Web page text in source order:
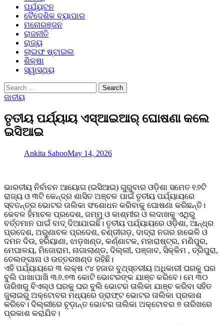
ପର୍ଯ୍ୟଟନ
ବୈଦେଶିକ ବ୍ୟାପାର
ମନୋରଞ୍ଜନ
ରାଜନୀତି
ରାଜ୍ୟ
ଲାଇଫ ଷ୍ଟାଇଲ
ଶିକ୍ଷା
ସ୍ୱାସ୍ଥ୍ୟ
Search
for:
ଜାତୀୟ
ତୃତୀୟ ପର୍ଯ୍ୟାୟ ଏସ୍‌ଆଇଆର୍‌ ଘୋଷଣା କଲେ
ଇସିଆଇ
Ankita SahooMay 14, 2026
ଭାରତୀୟ ନିର୍ବାଚନ ଆୟୋଗ (ଇସିଆଇ) ଗୁରୁବାର ଓଡ଼ିଶା ସମେତ ୧୬ଟି
ରାଜ୍ୟ ଓ ୩ଟି କେନ୍ଦ୍ର ଶାସିତ ଅଞ୍ଚଳ ପାଇଁ ତୃତୀୟ ପର୍ଯ୍ୟାୟରେ
ସ୍ବତନ୍ତ୍ର ଭୋଟର ତାଲିକା ସଂଶୋଧନ କରିବାକୁ ଘୋଷଣା କରିଛନ୍ତି।
କେବଳ ହିମାଚଳ ପ୍ରଦେଶ, ଜମ୍ମୁ ଓ କାଶ୍ମୀର ଓ ଲଦାଖକୁ ଏଥିରୁ
ବର୍ତ୍ତମାନ ପାଇଁ ବାଦ୍‌ ଦିଆଯାଇଛି। ତୃତୀୟ ପର୍ଯ୍ୟାୟରେ ଓଡ଼ିଶା, ଆନ୍ଧ୍ର
ପ୍ରଦେଶ, ଅରୁଣାଚଳ ପ୍ରଦେଶ, ଚଣ୍ଡୀଗଡ଼, ଦାଦ୍ରା ନଗର ହାଭେଳି ଓ
ଦମନ ଦିଉ, ହରିୟାଣା, ଝାଡ଼ଖଣ୍ଡ, କର୍ଣ୍ଣାଟକ, ମହାରାଷ୍ଟ୍ର, ମଣିପୁର,
ମେଘାଳୟ, ମିଜୋରାମ, ନାଗାଲାଣ୍ଡ, ଦିଲ୍ଲୀ, ପଞ୍ଜାବ, ସିକ୍କିମ , ତ୍ରିପୁରା,
‌ତେଲଙ୍ଗାନା ଓ ଉତ୍ତରଖଣ୍ଡ ରହିଛି।
ଏହି ପର୍ଯ୍ୟାୟରେ ୩ ଲକ୍ଷ ୯୪ ହଜାର ବୁଥ୍‌ସ୍ତରୀୟ ଅଧିକାରୀ ଘରକୁ ଘର
ବୁଲି ପାଖାପାଖି ୩୬.୭୩ କୋଟି ଭୋଟରଙ୍କ ଯାଞ୍ଚ କରିବେ। ମେ ୩୦
ତାରିଖରୁ ବିଏଲ୍‌ଓ ଘରକୁ ଘର ବୁଲି ଭୋଟର ତାଲିକା ଯାଞ୍ଚ କରିବା ସହିତ
ଜୁଲାଇରୁ ଅକ୍ଟୋବର ମଧ୍ୟରେ ଡ୍ରାଫ୍ଟ ଭୋଟର ତାଲିକା ପ୍ରକାଶ
କରିବେ। ଦିଲ୍ଲୀରେ ଚୂଡ଼ାନ୍ତ ଭୋଟର ତାଲିକା ଅକ୍ଟୋବର ୭ ତାରିଖରେ
ପ୍ରକାଶ କରାଯିବ।